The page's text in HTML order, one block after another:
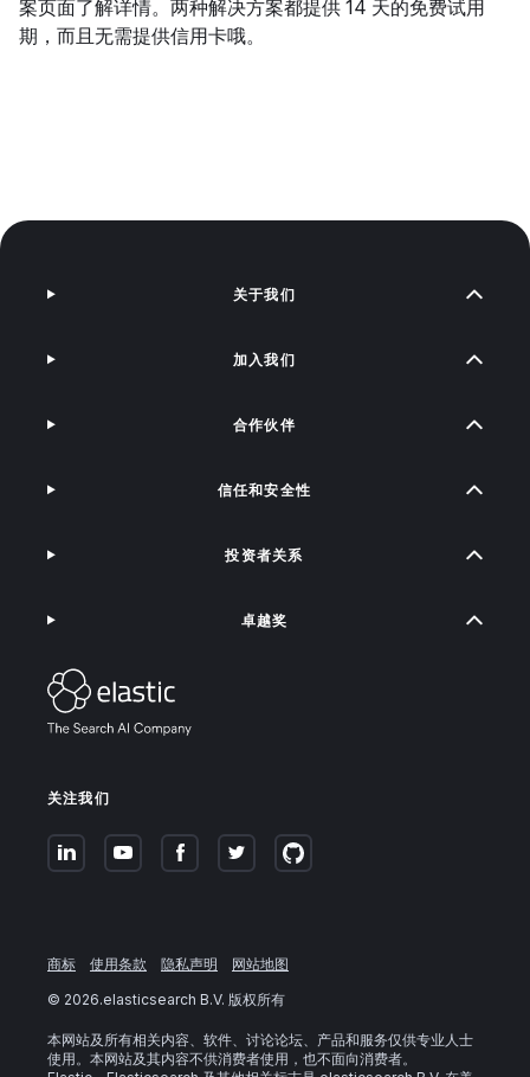
案页面了解详情。两种解决方案都提供 14 天的免费试用
期，而且无需提供信用卡哦。
关注我们
关于我们
加入我们
合作伙伴
信任和安全性
投资者关系
卓越奖
商标 使用条款 隐私声明
网站地图
© 2026.elasticsearch B.V. 版权所有
本网站及所有相关内容、软件、讨论论坛、产品和服务仅供专业人士
使用。本网站及其内容不供消费者使用，也不面向消费者。